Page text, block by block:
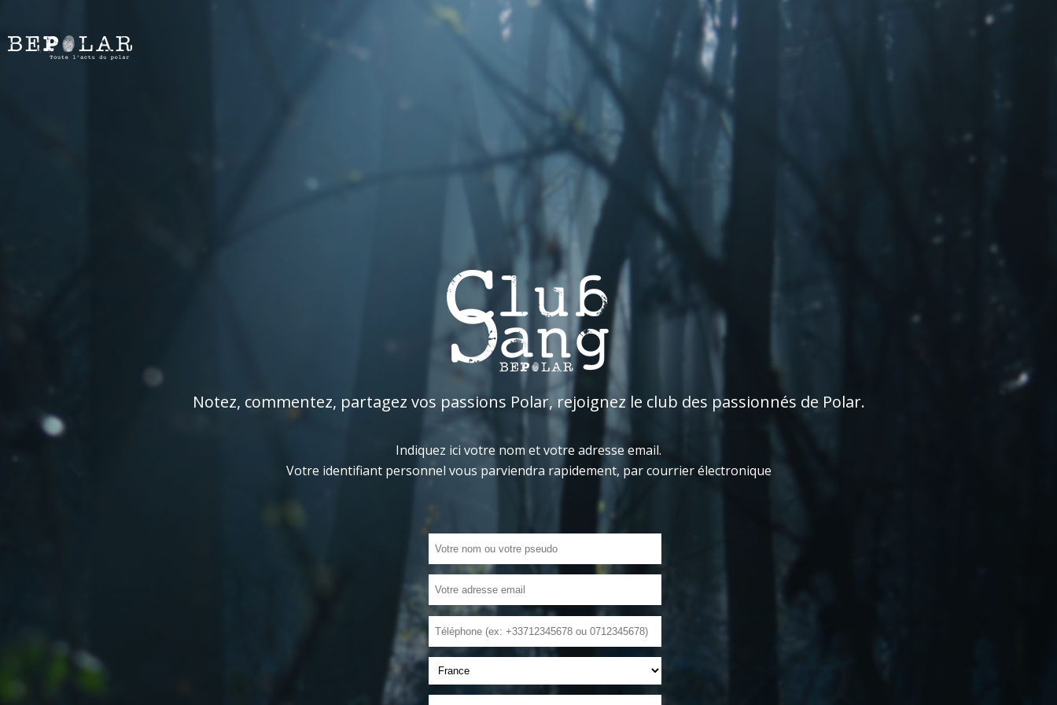
Notez, commentez, partagez vos passions Polar, rejoignez le club des passionnés de Polar.
Indiquez ici votre nom et votre adresse email.
Votre identifiant personnel vous parviendra rapidement, par courrier électronique